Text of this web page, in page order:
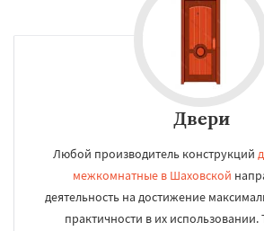
Двери
Любой производитель конструкций
межкомнатные в Шаховской
деятельность на достижение
практичности в их